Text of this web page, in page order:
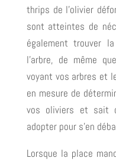
thrips de l’olivier
sont atteintes de
également trouver
l’arbre, de même
voyant vos arbres et
en mesure de
vos oliviers et sait
adopter pour s’en
Lorsque la place